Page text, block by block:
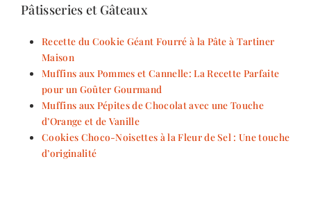
Pâtisseries et Gâteaux
Recette du Cookie Géant Fourré à la Pâte à Tartiner
Maison
Muffins aux Pommes et Cannelle: La Recette Parfaite
pour un Goûter Gourmand
Muffins aux Pépites de Chocolat avec une Touche
d’Orange et de Vanille
Cookies Choco-Noisettes à la Fleur de Sel : Une touche
d’originalité